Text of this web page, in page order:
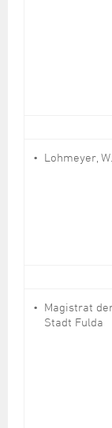
Lohmeyer, W.
Magistrat
Stadt Fulda